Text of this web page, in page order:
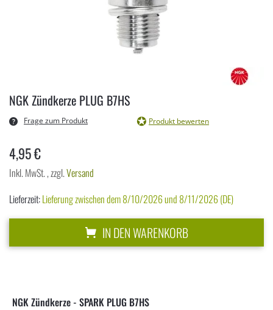
der
Bildergalerie
springen
NGK Zündkerze PLUG B7HS
Frage zum Produkt Produkt bewerten
4,95 €
Inkl. MwSt.,zzgl.Versand
Lieferzeit:Lieferung zwischen dem 8/10/2026 und 8/11/2026 (DE)
IN DEN WARENKORB
NGK Zündkerze - SPARK PLUG B7HS